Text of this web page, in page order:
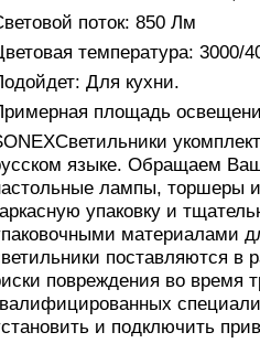
поток: 850 Лм
температура: 3000/
Для кухни.
площадь
языке. Обращаем
лампы, торшеры
упаковку и
материалами
поставляются в
повреждения во время
и подключить